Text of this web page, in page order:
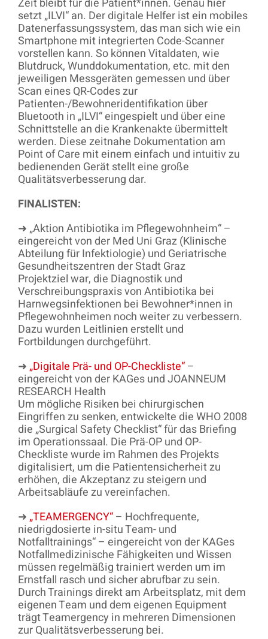
setzt „ILVI“ an. Der digitale Helfer ist ein mobiles
Datenerfassungssystem, das man sich wie ein
Smartphone mit integrierten Code-Scanner
vorstellen kann. So können Vitaldaten, wie
Blutdruck, Wunddokumentation, etc. mit den
jeweiligen Messgeräten gemessen und über
Scan eines QR-Codes zur
Patienten-/Bewohneridentifikation über
Bluetooth in „ILVI“ eingespielt und über eine
Schnittstelle an die Krankenakte übermittelt
werden. Diese zeitnahe Dokumentation am
Point of Care mit einem einfach und intuitiv zu
bedienenden Gerät stellt eine große
Qualitätsverbesserung dar.
FINALISTEN:
➜ „Aktion Antibiotika im Pflegewohnheim“ –
eingereicht von der Med Uni Graz (Klinische
Abteilung für Infektiologie) und Geriatrische
Gesundheitszentren der Stadt Graz
Projektziel war, die Diagnostik und
Verschreibungspraxis von Antibiotika bei
Harnwegsinfektionen bei Bewohner*innen in
Pflegewohnheimen noch weiter zu verbessern.
Dazu wurden Leitlinien erstellt und
Fortbildungen durchgeführt.
➜„Digitale Prä- und OP-Checkliste“–
eingereicht von der KAGes und JOANNEUM
RESEARCH Health
Um mögliche Risiken bei chirurgischen
Eingriffen zu senken, entwickelte die WHO 2008
die „Surgical Safety Checklist“ für das Briefing
im Operationssaal. Die Prä-OP und OP-
Checkliste wurde im Rahmen des Projekts
digitalisiert, um die Patientensicherheit zu
erhöhen, die Akzeptanz zu steigern und
Arbeitsabläufe zu vereinfachen.
➜„TEAMERGENCY“– Hochfrequente,
niedrigdosierte in-situ Team- und
Notfalltrainings“ – eingereicht von der KAGes
Notfallmedizinische Fähigkeiten und Wissen
müssen regelmäßig trainiert werden um im
Ernstfall rasch und sicher abrufbar zu sein.
Durch Trainings direkt am Arbeitsplatz, mit dem
eigenen Team und dem eigenen Equipment
trägt Teamergency in mehreren Dimensionen
zur Qualitätsverbesserung bei.